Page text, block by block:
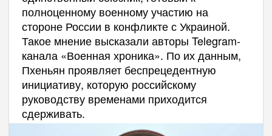
полноценному военному участию на
стороне России в конфликте с Украиной.
Такое мнение высказали авторы Telegram-
канала «Военная хроника». По их данным,
Пхеньян проявляет беспрецедентную
инициативу, которую российскому
руководству временами приходится
сдерживать.